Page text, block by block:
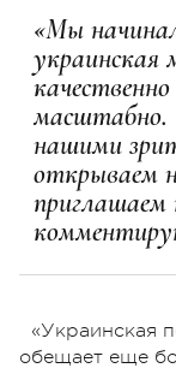
«Мы
украинская
масштабно.
нашими
открываем
приглашаем
«Украинская
обещает еще